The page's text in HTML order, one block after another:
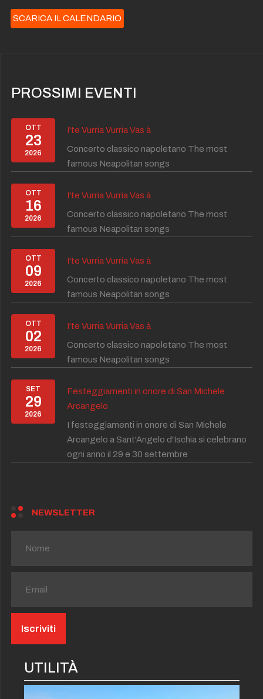
SCARICA IL CALENDARIO
PROSSIMI EVENTI
OTT
23
2026
I'te Vurria Vurria Vas à
Concerto classico napoletano The most
famous Neapolitan songs
OTT
16
2026
I'te Vurria Vurria Vas à
Concerto classico napoletano The most
famous Neapolitan songs
OTT
09
2026
I'te Vurria Vurria Vas à
Concerto classico napoletano The most
famous Neapolitan songs
OTT
02
2026
I'te Vurria Vurria Vas à
Concerto classico napoletano The most
famous Neapolitan songs
SET
29
2026
Festeggiamenti in onore di San Michele
Arcangelo
I festeggiamenti in onore di San Michele
Arcangelo a Sant'Angelo d'Ischia si celebrano
ogni anno il 29 e 30 settembre
NEWSLETTER
UTILITÀ